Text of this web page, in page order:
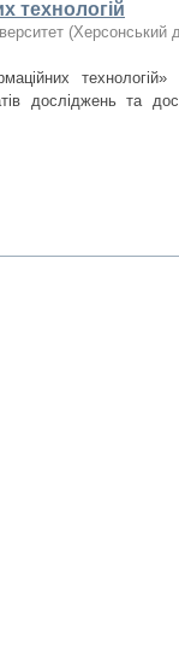
технологій
(Херсонський
досліджень та